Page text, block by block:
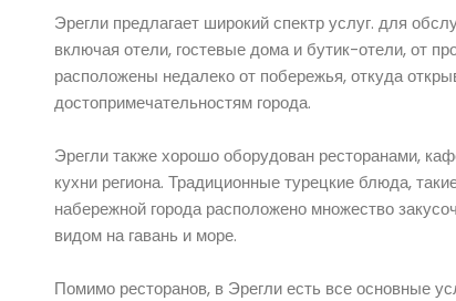
Эрегли предлагает широкий спектр услуг. для
включая отели, гостевые дома и бутик-отели, от
расположены недалеко от побережья, откуда
достопримечательностям города.
Эрегли также хорошо оборудован ресторанами,
кухни региона. Традиционные турецкие блюда,
набережной города расположено множество
видом на гавань и море.
Помимо ресторанов, в Эрегли есть все основные